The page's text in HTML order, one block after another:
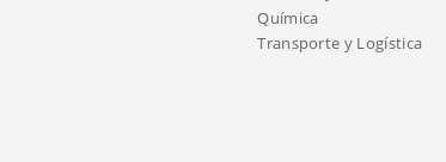
Química
Transporte y Logística